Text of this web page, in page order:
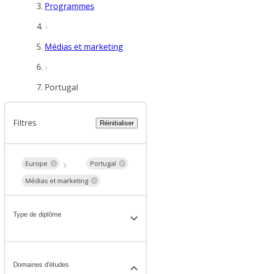
Programmes
Médias et marketing
Portugal
Filtres Réinitialiser
Europe
Portugal
Médias et marketing
Type de diplôme
Domaines d'études